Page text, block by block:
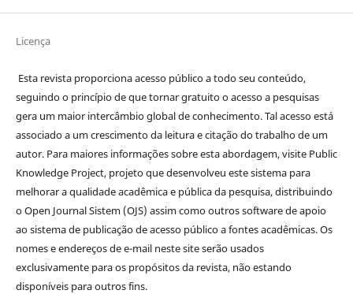
Licença
Esta revista proporciona acesso público a todo seu conteúdo,
seguindo o princípio de que tornar gratuito o acesso a pesquisas
gera um maior intercâmbio global de conhecimento. Tal acesso está
associado a um crescimento da leitura e citação do trabalho de um
autor. Para maiores informações sobre esta abordagem, visite Public
Knowledge Project, projeto que desenvolveu este sistema para
melhorar a qualidade acadêmica e pública da pesquisa, distribuindo
o Open Journal Sistem (OJS) assim como outros software de apoio
ao sistema de publicação de acesso público a fontes acadêmicas. Os
nomes e endereços de e-mail neste site serão usados
exclusivamente para os propósitos da revista, não estando
disponíveis para outros fins.